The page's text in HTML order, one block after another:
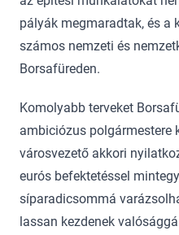
pályák megmaradtak, és a
számos nemzeti és
Borsafüreden.
Komolyabb terveket
ambiciózus polgármestere
városvezető akkori
eurós befektetéssel
síparadicsommá
lassan kezdenek